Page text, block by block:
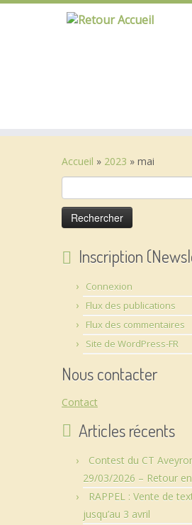
Passer
Accueil » 2023 » mai
Rechercher :
Inscription
Connexion
Flux des publications
Flux des commentaires
Site de WordPress-FR
Nous contacter
Contact
Articles récents
Contest du CT
29/03/2026 – Retour
RAPPEL : Vente de
jusqu’au 3 avril